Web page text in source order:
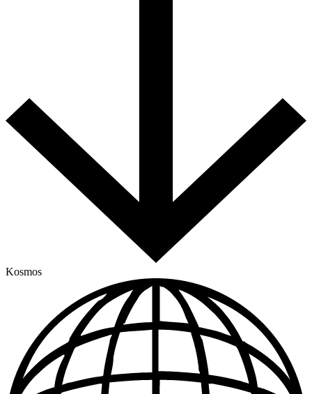
Kosmos